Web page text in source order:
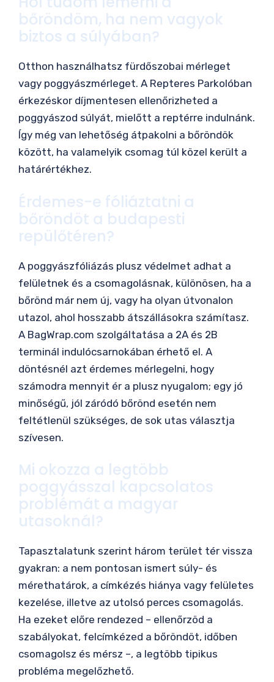
bőröndöm, ha nem vagyok
biztos a súlyában?
Otthon használhatsz fürdőszobai mérleget
vagy poggyászmérleget. A Repteres Parkolóban
érkezéskor díjmentesen ellenőrizheted a
poggyászod súlyát, mielőtt a reptérre indulnánk.
Így még van lehetőség átpakolni a bőröndök
között, ha valamelyik csomag túl közel került a
határértékhez.
Érdemes-e fóliáztatni a
bőröndöt a budapesti
repülőtéren?
A poggyászfóliázás plusz védelmet adhat a
felületnek és a csomagolásnak, különösen, ha a
bőrönd már nem új, vagy ha olyan útvonalon
utazol, ahol hosszabb átszállásokra számítasz.
A BagWrap.com szolgáltatása a 2A és 2B
terminál indulócsarnokában érhető el. A
döntésnél azt érdemes mérlegelni, hogy
számodra mennyit ér a plusz nyugalom; egy jó
minőségű, jól záródó bőrönd esetén nem
feltétlenül szükséges, de sok utas választja
szívesen.
Mi okozza a legtöbb
poggyásszal kapcsolatos
problémát a magyar
utasoknál?
Tapasztalatunk szerint három terület tér vissza
gyakran: a nem pontosan ismert súly- és
mérethatárok, a címkézés hiánya vagy felületes
kezelése, illetve az utolsó perces csomagolás.
Ha ezeket előre rendezed – ellenőrzöd a
szabályokat, felcímkézed a bőröndöt, időben
csomagolsz és mérsz –, a legtöbb tipikus
probléma megelőzhető.